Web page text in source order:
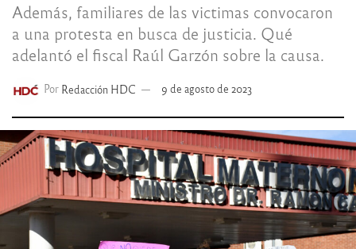
Además, familiares de las victimas convocaron
a una protesta en busca de justicia. Qué
adelantó el fiscal Raúl Garzón sobre la causa.
Por Redacción HDC 9 de agosto de 2023